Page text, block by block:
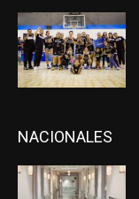
NACIONALES